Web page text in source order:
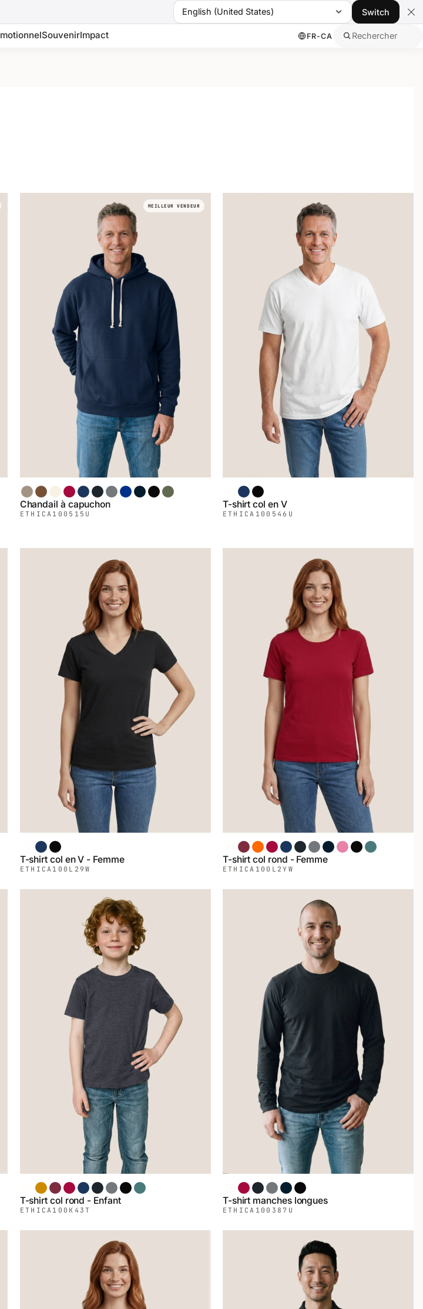
English (United States) Switch
SouvenirImpact FR-CA Rechercher
Gris
MEILLEUR VENDEUR
SableCaféSans Teinture
RougeDenimChiné Noir
Chiné Gris
RoyalMarinNoirVert Armée
Chandail à capuchon
ETHICA 100515U
BlancChiné Marin
Noir
T-shirt col en V
ETHICA 100546U
BlancChiné Marin
Noir
T-shirt col en V - Femme
ETHICA 100L29W
BlancBordeaux
Orange
RougeChiné Marin
Chiné Noir
Chiné Gris
MarinRoseNoirÉpinette
T-shirt col rond - Femme
ETHICA 100L2YW
BlancMoutarde
Bordeaux
RougeDenimChiné Noir
Chiné Gris
NoirÉpinette
T-shirt col rond - Enfant
ETHICA 100K43T
BlancRougeChiné Noir
Chiné Gris
MarinNoir
T-shirt manches longues
ETHICA 100387U